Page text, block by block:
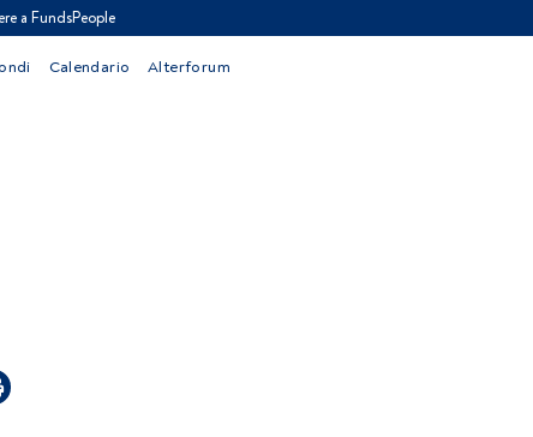
a FundsPeople
Calendario Alterforum